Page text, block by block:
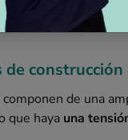
lo tanto, es
construcción
de una
que haya una